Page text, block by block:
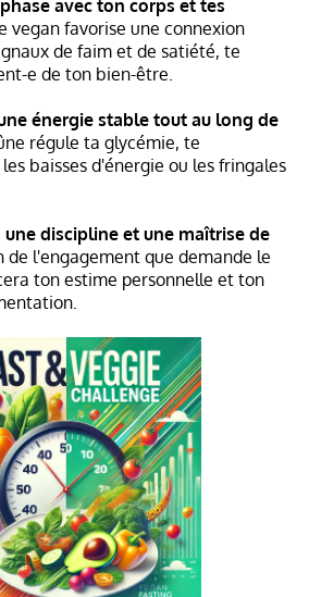
avec ton corps et tes
vegan favorise une connexion
de faim et de satiété, te
e de ton bien-être.
énergie stable tout au long de
régule ta glycémie, te
baisses d'énergie ou les fringales
discipline et une maîtrise de
de l'engagement que demande le
ton estime personnelle et ton